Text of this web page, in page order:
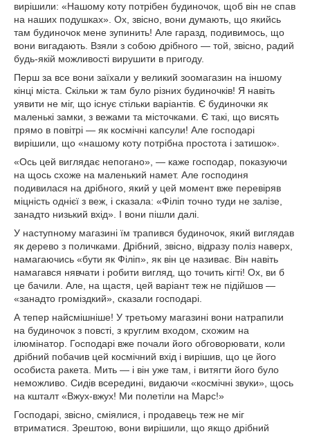
вирішили: «Нашому коту потрібен будиночок, щоб він не спав
на наших подушках». Ох, звісно, вони думають, що якийсь
там будиночок мене зупинить! Але гаразд, подивимось, що
вони вигадають. Взяли з собою дрібного — той, звісно, радий
будь-якій можливості вирушити в пригоду.
Перш за все вони заїхали у великий зоомагазин на іншому
кінці міста. Скільки ж там було різних будиночків! Я навіть
уявити не міг, що існує стільки варіантів. Є будиночки як
маленькі замки, з вежами та місточками. Є такі, що висять
прямо в повітрі — як космічні капсули! Але господарі
вирішили, що «нашому коту потрібна простота і затишок».
«Ось цей виглядає непогано», — каже господар, показуючи
на щось схоже на маленький намет. Але господиня
подивилася на дрібного, який у цей момент вже перевіряв
міцність однієї з веж, і сказала: «Філіп точно туди не залізе,
занадто низький вхід». І вони пішли далі.
У наступному магазині їм трапився будиночок, який виглядав
як дерево з поличками. Дрібний, звісно, відразу поліз наверх,
намагаючись «бути як Філіп», як він це називає. Він навіть
намагався нявчати і робити вигляд, що точить кігті! Ох, ви б
це бачили. Але, на щастя, цей варіант теж не підійшов —
«занадто громіздкий», сказали господарі.
А тепер найсмішніше! У третьому магазині вони натрапили
на будиночок з повсті, з круглим входом, схожим на
ілюмінатор. Господарі вже почали його обговорювати, коли
дрібний побачив цей космічний вхід і вирішив, що це його
особиста ракета. Мить — і він уже там, і витягти його було
неможливо. Сидів всередині, видаючи «космічні звуки», щось
на кшталт «Вжух-вжух! Ми полетіли на Марс!»
Господарі, звісно, сміялися, і продавець теж не міг
втриматися. Зрештою, вони вирішили, що якщо дрібний